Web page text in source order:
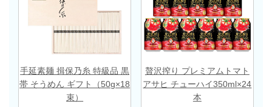
手延素麺 揖保乃糸 特級品 黒
帯 そうめん ギフト（50g×18
束）
贅沢搾り プレミアムトマト
アサヒ チューハイ350ml×24
本